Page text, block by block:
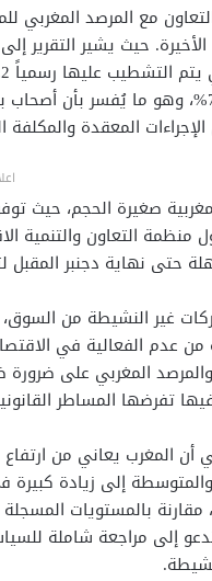
مع المرصد
النشيطة في السوق تصل إلى 7.3%،
المعقدة
بـ 35% في دول منظمة
حتى نهاية دجنبر
غير النشيطة من
عدم الفعالية في
المغربي على
تفرضها المساطر
أن المغرب يعاني من
عام 2021 إلى 28% في عام 2022،
إلى مراجعة شاملة